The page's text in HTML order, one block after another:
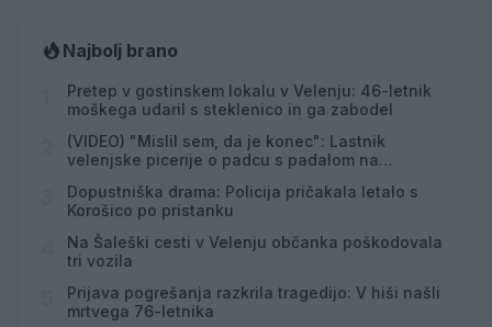
Najbolj brano
Pretep v gostinskem lokalu v Velenju: 46-letnik
moškega udaril s steklenico in ga zabodel
(VIDEO) "Mislil sem, da je konec": Lastnik
velenjske picerije o padcu s padalom na
Dopustniška drama: Policija pričakala letalo s
Korošico po pristanku
Na Šaleški cesti v Velenju občanka poškodovala
tri vozila
Prijava pogrešanja razkrila tragedijo: V hiši našli
mrtvega 76-letnika